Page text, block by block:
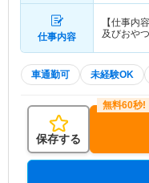
仕事内容
【仕事内
及びおや
車通勤可 未経験OK
保存する